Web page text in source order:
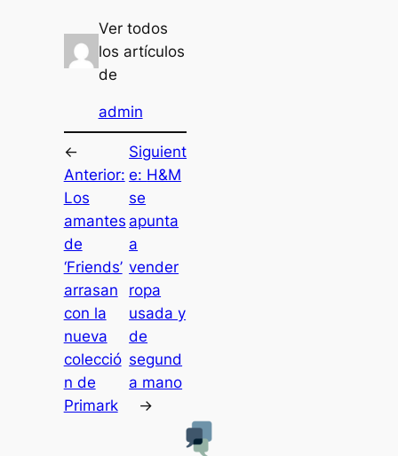
Ver todos
los artículos
de
admin
←
Anterior:
Los
amantes
de
‘Friends’
arrasan
con la
nueva
colecció
n de
Primark
Siguient
e: H&M
se
apunta
a
vender
ropa
usada y
de
segund
a mano
→